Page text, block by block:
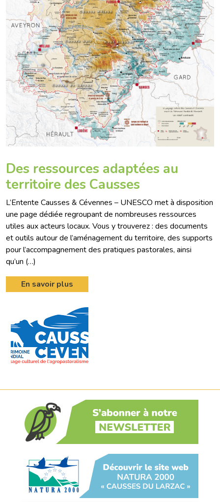
Des ressources adaptées au
territoire des Causses
L’Entente Causses & Cévennes – UNESCO met à disposition
une page dédiée regroupant de nombreuses ressources
utiles aux acteurs locaux. Vous y trouverez : des documents
et outils autour de l’aménagement du territoire, des supports
pour l’accompagnement des pratiques pastorales, ainsi
qu’un (…)
En savoir plus